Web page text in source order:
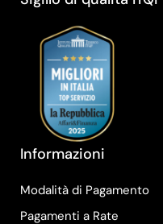
Informazioni
Modalità di Pagamento
Pagamenti a Rate